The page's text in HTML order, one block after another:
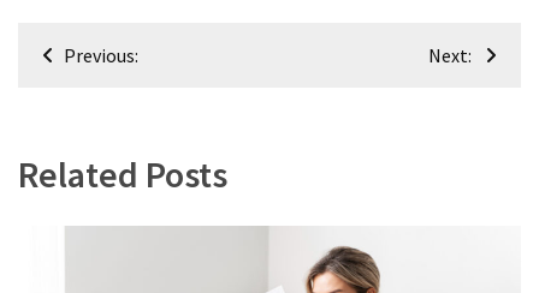
Navigacija
Previous: Next:
Related Posts